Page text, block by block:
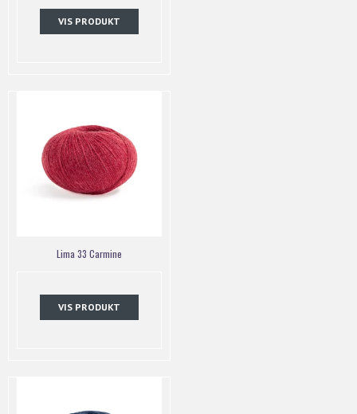
VIS PRODUKT
Lima 33 Carmine
VIS PRODUKT